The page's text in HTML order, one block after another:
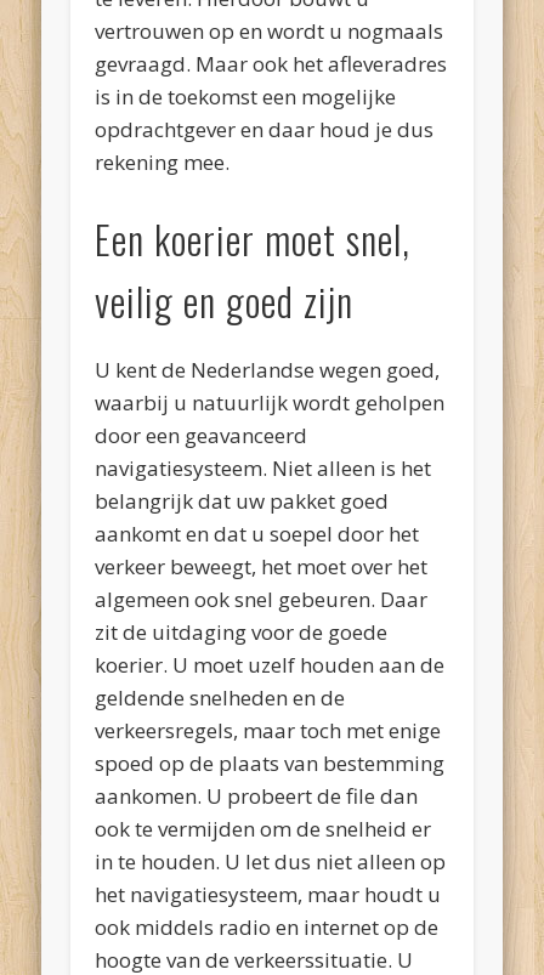
vertrouwen op en wordt u nogmaals
gevraagd. Maar ook het afleveradres
is in de toekomst een mogelijke
opdrachtgever en daar houd je dus
rekening mee.
Een koerier moet snel,
veilig en goed zijn
U kent de Nederlandse wegen goed,
waarbij u natuurlijk wordt geholpen
door een geavanceerd
navigatiesysteem. Niet alleen is het
belangrijk dat uw pakket goed
aankomt en dat u soepel door het
verkeer beweegt, het moet over het
algemeen ook snel gebeuren. Daar
zit de uitdaging voor de goede
koerier. U moet uzelf houden aan de
geldende snelheden en de
verkeersregels, maar toch met enige
spoed op de plaats van bestemming
aankomen. U probeert de file dan
ook te vermijden om de snelheid er
in te houden. U let dus niet alleen op
het navigatiesysteem, maar houdt u
ook middels radio en internet op de
hoogte van de verkeerssituatie. U